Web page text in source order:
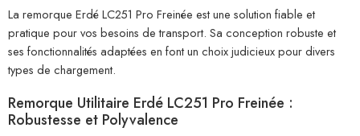
La remorque Erdé LC251 Pro Freinée est une solution fiable et
pratique pour vos besoins de transport. Sa conception robuste et
ses fonctionnalités adaptées en font un choix judicieux pour divers
types de chargement.
Remorque Utilitaire Erdé LC251 Pro Freinée :
Robustesse et Polyvalence